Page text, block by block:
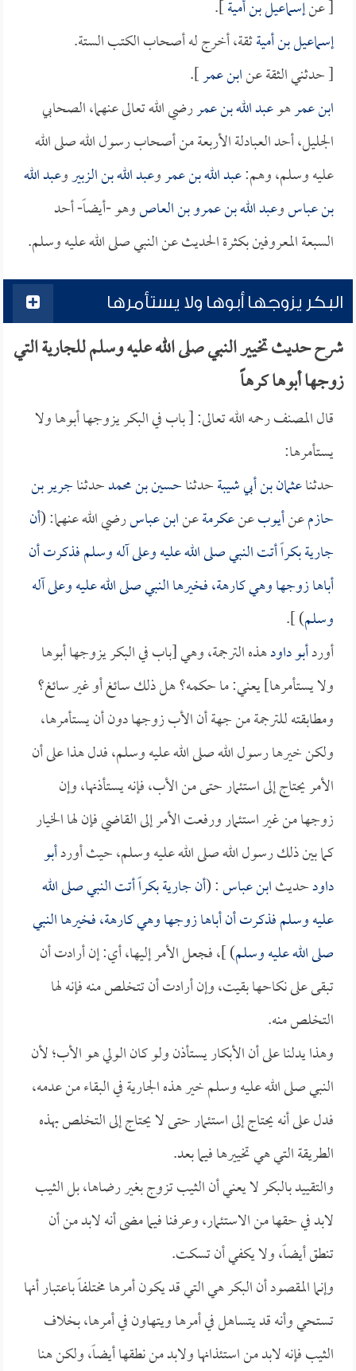
[ عنإسماعيل بن أمية].
إسماعيل بن أميةثقة، أخرج له أصحاب الكتب الستة.
[ حدثني الثقة عنابن عمر].
ابن عمرهوعبد الله بن عمررضي الله تعالى عنهما، الصحابي
الجليل، أحد العبادلة الأربعة من أصحاب رسول الله صلى الله
عليه وسلم، وهم:عبد الله بن عمروعبد الله بن الزبيروعبد الله
بن عباسوعبد الله بن عمرو بن العاصوهو -أيضاً- أحد
السبعة المعروفين بكثرة الحديث عن النبي صلى الله عليه وسلم.
البكر يزوجها أبوها ولا يستأمرها
شرح حديث تخيير النبي صلى الله عليه وسلم للجارية التي
زوجها أبوها كرهاً
قال المصنف رحمه الله تعالى: [ باب في البكر يزوجها أبوها ولا
يستأمرها:
حدثناعثمان بن أبي شيبةحدثناحسين بن محمدحدثناجرير بن
حازمعنأيوبعنعكرمةعنابن عباسرضي الله عنهما: (أن
جارية بكراً أتت النبي صلى الله عليه وعلى آله وسلم فذكرت أن
أباها زوجها وهي كارهة، فخيرها النبي صلى الله عليه وعلى آله
وسلم) ].
أوردأبو داودهذه الترجمة، وهي [باب في البكر يزوجها أبوها
ولا يستأمرها] يعني: ما حكمه؟ هل ذلك سائغ أو غير سائغ؟
ومطابقته للترجمة من جهة أن الأب زوجها دون أن يستأمرها،
ولكن خيرها رسول الله صلى الله عليه وسلم، فدل هذا على أن
الأمر يحتاج إلى استئمار حتى من الأب، فإنه يستأذنها، وإن
زوجها من غير استئمار ورفعت الأمر إلى القاضي فإن لها الخيار
كما بين ذلك رسول الله صلى الله عليه وسلم، حيث أوردأبو
داودحديثابن عباس: (أن جارية بكراً أتت النبي صلى الله
عليه وسلم فذكرت أن أباها زوجها وهي كارهة، فخيرها النبي
صلى الله عليه وسلم) ]، فجعل الأمر إليها، أي: إن أرادت أن
تبقى على نكاحها بقيت، وإن أرادت أن تتخلص منه فإنه لها
التخلص منه.
وهذا يدلنا على أن الأبكار يستأذن ولو كان الولي هو الأب؛ لأن
النبي صلى الله عليه وسلم خير هذه الجارية في البقاء من عدمه،
فدل على أنه يحتاج إلى استئمار حتى لا يحتاج إلى التخلص بهذه
الطريقة التي هي تخييرها فيما بعد.
والتقييد بالبكر لا يعني أن الثيب تزوج بغير رضاها، بل الثيب
لابد في حقها من الاستئمار، وعرفنا فيما مضى أنه لابد من أن
تنطق أيضاً، ولا يكفي أن تسكت.
وإنما المقصود أن البكر هي التي قد يكون أمرها مختلفاً باعتبار أنها
تستحي وأنه قد يتساهل في أمرها ويتهاون في أمرها، بخلاف
الثيب فإنه لابد من استئذانها ولابد من نطقها أيضاً، ولكن هنا